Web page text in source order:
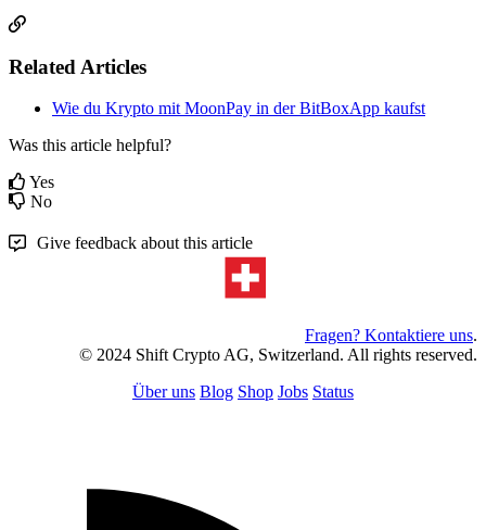
Related Articles
Wie du Krypto mit MoonPay in der BitBoxApp kaufst
Was this article helpful?
Yes
No
Give feedback about this article
Fragen? Kontaktiere uns.
© 2024 Shift Crypto AG, Switzerland. All rights reserved.
Über uns Blog Shop Jobs Status